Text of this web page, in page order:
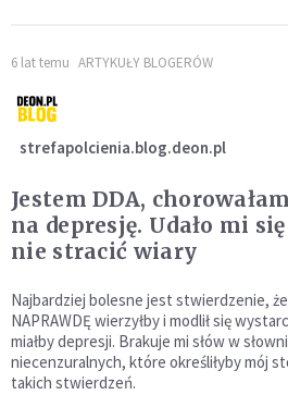
6 lat temu ARTYKUŁY BLOGERÓW
strefapolcienia.blog.deon.pl
Jestem DDA, chorowałam
na depresję. Udało mi się
nie stracić wiary
Najbardziej bolesne jest stwierdzenie,
NAPRAWDĘ wierzyłby i modlił się
miałby depresji. Brakuje mi słów w
niecenzuralnych, które określiłyby mój
takich stwierdzeń.